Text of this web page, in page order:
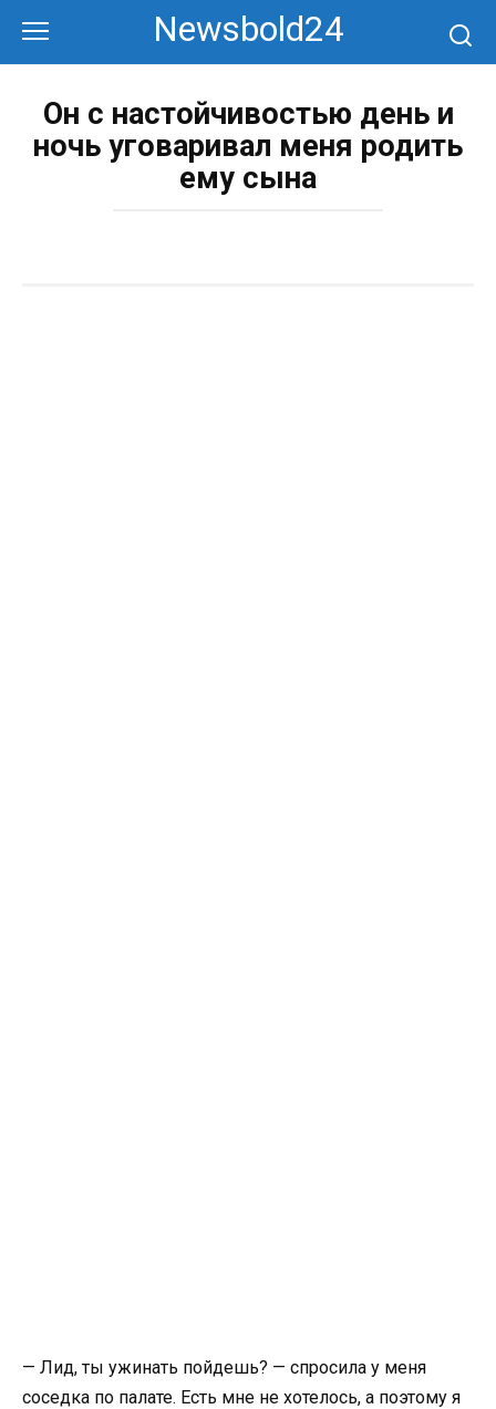
контенту
Newsbold24
Он с настойчивостью день и
ночь уговаривал меня родить
ему сына
— Лид, ты ужинать пойдешь? — спросила у меня
соседка по палате. Есть мне не хотелось, а поэтому я